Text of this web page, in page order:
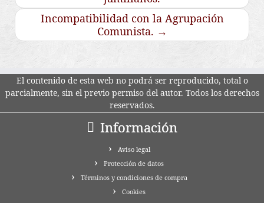
Incompatibilidad con la Agrupación
Comunista. →
El contenido de esta web no podrá ser reproducido, total o
parcialmente, sin el previo permiso del autor. Todos los derechos
reservados.
Información
Aviso legal
Protección de datos
Términos y condiciones de compra
Cookies